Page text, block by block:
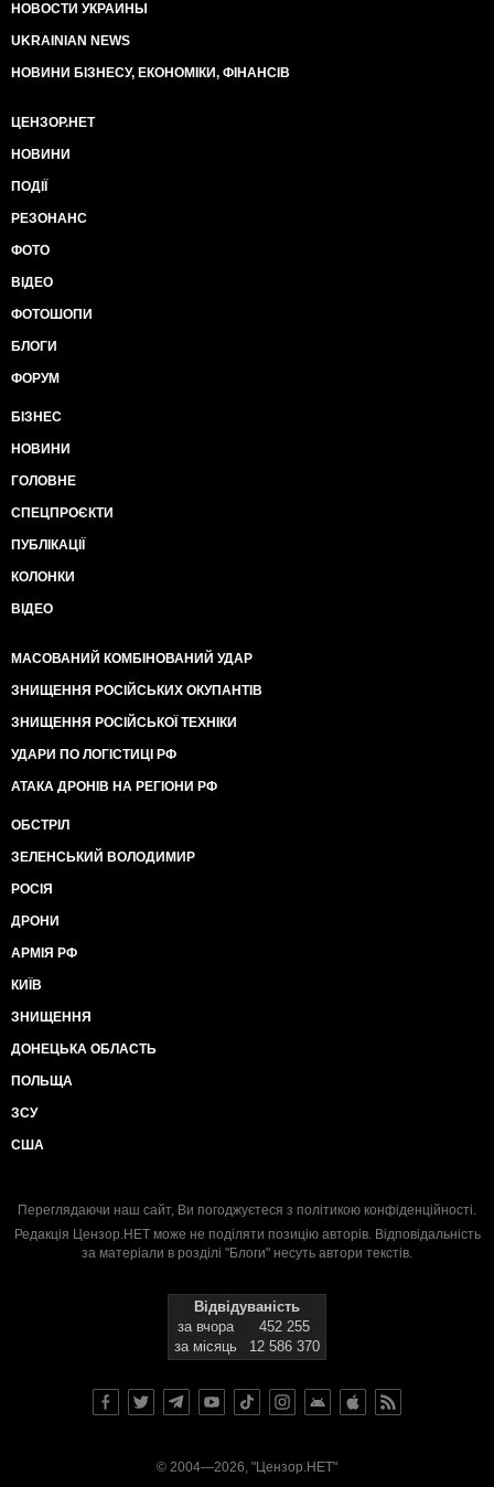
НОВОСТИ УКРАИНЫ
UKRAINIAN NEWS
НОВИНИ БІЗНЕСУ, ЕКОНОМІКИ, ФІНАНСІВ
ЦЕНЗОР.НЕТ
НОВИНИ
ПОДІЇ
РЕЗОНАНС
ФОТО
ВІДЕО
ФОТОШОПИ
БЛОГИ
ФОРУМ
БІЗНЕС
НОВИНИ
ГОЛОВНЕ
СПЕЦПРОЄКТИ
ПУБЛІКАЦІЇ
КОЛОНКИ
ВІДЕО
МАСОВАНИЙ КОМБІНОВАНИЙ УДАР
ЗНИЩЕННЯ РОСІЙСЬКИХ ОКУПАНТІВ
ЗНИЩЕННЯ РОСІЙСЬКОЇ ТЕХНІКИ
УДАРИ ПО ЛОГІСТИЦІ РФ
АТАКА ДРОНІВ НА РЕГІОНИ РФ
ОБСТРІЛ
ЗЕЛЕНСЬКИЙ ВОЛОДИМИР
РОСІЯ
ДРОНИ
АРМІЯ РФ
КИЇВ
ЗНИЩЕННЯ
ДОНЕЦЬКА ОБЛАСТЬ
ПОЛЬЩА
ЗСУ
США
Переглядаючи наш сайт, Ви погоджуєтеся з політикою конфіденційності.
Редакція Цензор.НЕТ може не поділяти позицію авторів. Відповідальність
за матеріали в розділі "Блоги" несуть автори текстів.
Відвідуваність
за вчора
452 255
за місяць
12 586 370
© 2004—2026, "Цензор.НЕТ"